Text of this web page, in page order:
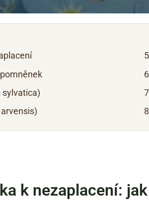
sylvatica)
k nezaplacení: